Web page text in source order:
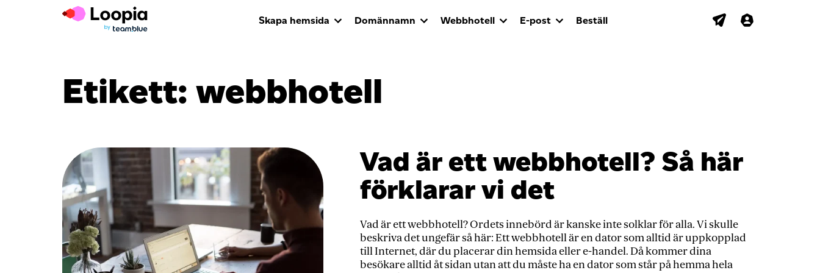
Skapa hemsida Domännamn Webbhotell E-post Beställ
Etikett: webbhotell
Vad är ett webbhotell? Så här
förklarar vi det
Vad är ett webbhotell? Ordets innebörd är kanske inte solklar för alla. Vi skulle
beskriva det ungefär så här: Ett webbhotell är en dator som alltid är uppkopplad
till Internet, där du placerar din hemsida eller e-handel. Då kommer dina
besökare alltid åt sidan utan att du måste ha en dator som står på hemma hela